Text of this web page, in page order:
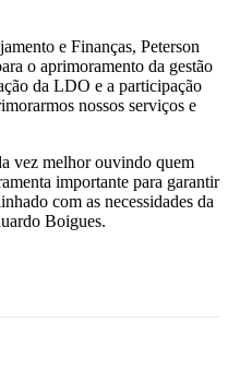
e Finanças, Peterson
o aprimoramento da gestão
da LDO e a participação
nossos serviços e
vez melhor ouvindo quem
importante para garantir
com as necessidades da
Boigues.